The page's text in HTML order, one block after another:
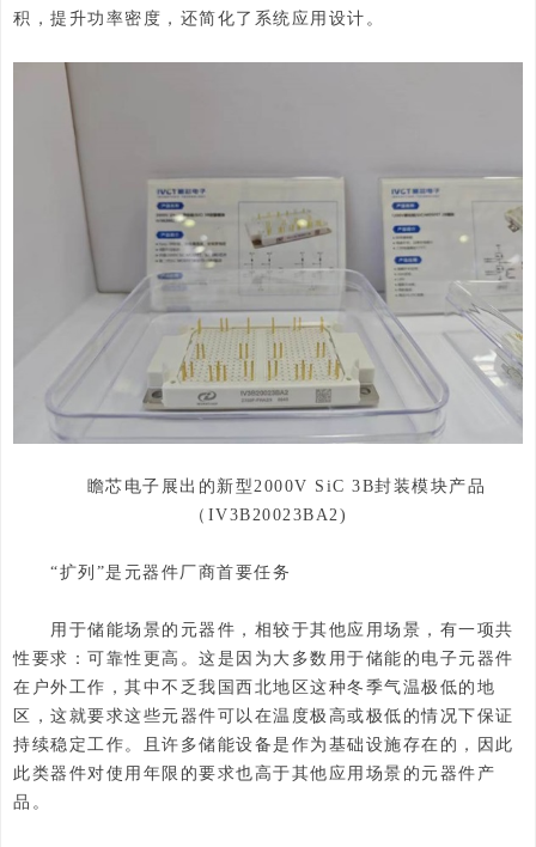
积，提升功率密度，还简化了系统应用设计。
瞻芯电子展出的新型2000V SiC 3B封装模块产品
（IV3B20023BA2)
“扩列”是元器件厂商首要任务
用于储能场景的元器件，相较于其他应用场景，有一项共
性要求：可靠性更高。这是因为大多数用于储能的电子元器件
在户外工作，其中不乏我国西北地区这种冬季气温极低的地
区，这就要求这些元器件可以在温度极高或极低的情况下保证
持续稳定工作。且许多储能设备是作为基础设施存在的，因此
此类器件对使用年限的要求也高于其他应用场景的元器件产
品。